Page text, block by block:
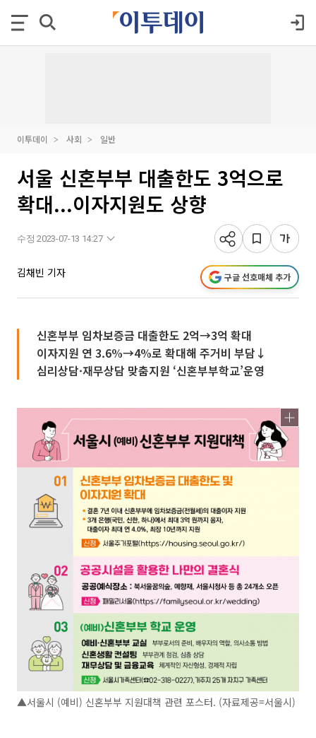
이투데이 사회 일반
서울 신혼부부 대출한도 3억으로
확대...이자지원도 상향
수정 2023-07-13 14:27
김채빈 기자 구글 선호매체 추가
신혼부부 임차보증금 대출한도 2억→3억 확대
이자지원 연 3.6%→4%로 확대해 주거비 부담↓
심리상담·재무상담 맞춤지원 ‘신혼부부학교’운영
▲서울시 (예비) 신혼부부 지원대책 관련 포스터. (자료제공=서울시)